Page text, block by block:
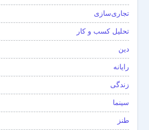
تجاری‌سازی
تحلیل کسب و کار
دین
رایانه
زندگی
سینما
طنز